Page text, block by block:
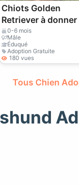
Chiots Golden
Retriever à donner
0-6 mois
Mâle
Éduqué
Adoption Gratuite
180 vues
Tous Chien